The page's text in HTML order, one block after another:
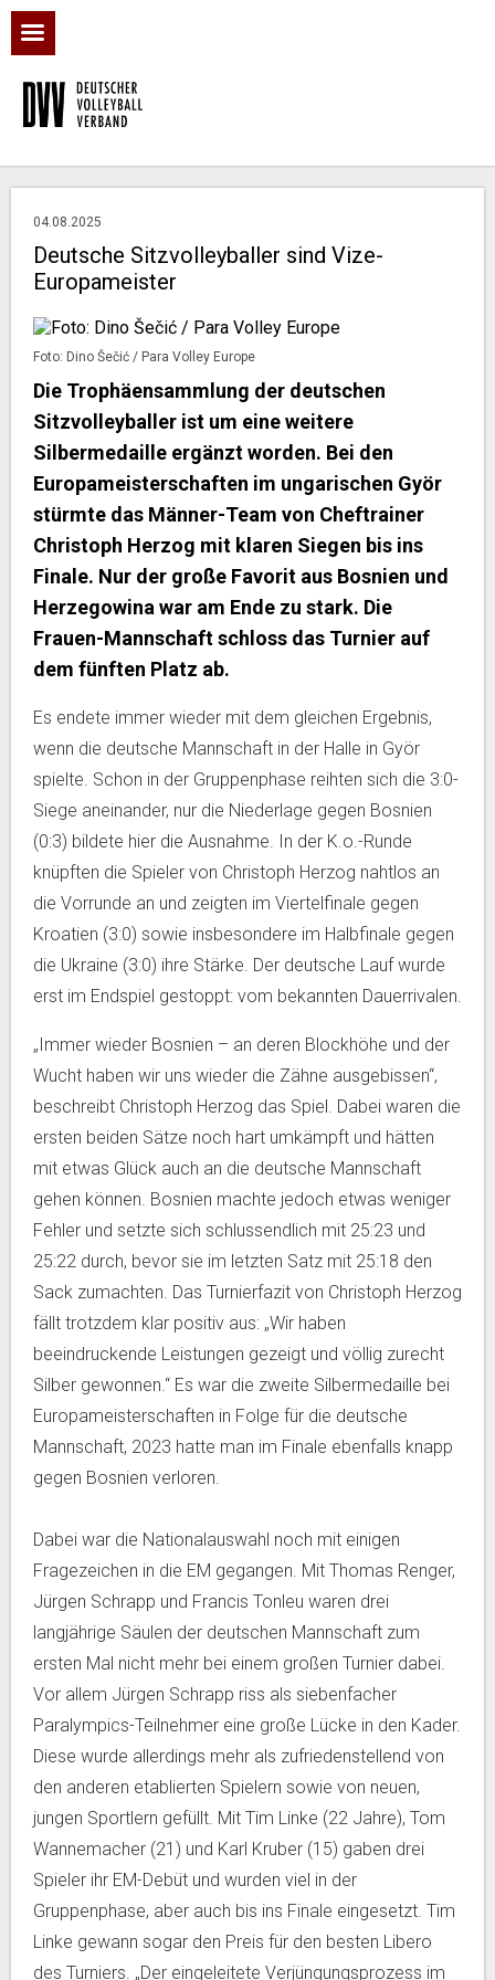
04.08.2025
Deutsche Sitzvolleyballer sind Vize-
Europameister
Foto: Dino Šečić / Para Volley Europe
Die Trophäensammlung der deutschen
Sitzvolleyballer ist um eine weitere
Silbermedaille ergänzt worden. Bei den
Europameisterschaften im ungarischen Györ
stürmte das Männer-Team von Cheftrainer
Christoph Herzog mit klaren Siegen bis ins
Finale. Nur der große Favorit aus Bosnien und
Herzegowina war am Ende zu stark. Die
Frauen-Mannschaft schloss das Turnier auf
dem fünften Platz ab.
Es endete immer wieder mit dem gleichen Ergebnis,
wenn die deutsche Mannschaft in der Halle in Györ
spielte. Schon in der Gruppenphase reihten sich die 3:0-
Siege aneinander, nur die Niederlage gegen Bosnien
(0:3) bildete hier die Ausnahme. In der K.o.-Runde
knüpften die Spieler von Christoph Herzog nahtlos an
die Vorrunde an und zeigten im Viertelfinale gegen
Kroatien (3:0) sowie insbesondere im Halbfinale gegen
die Ukraine (3:0) ihre Stärke. Der deutsche Lauf wurde
erst im Endspiel gestoppt: vom bekannten Dauerrivalen.
„Immer wieder Bosnien – an deren Blockhöhe und der
Wucht haben wir uns wieder die Zähne ausgebissen“,
beschreibt Christoph Herzog das Spiel. Dabei waren die
ersten beiden Sätze noch hart umkämpft und hätten
mit etwas Glück auch an die deutsche Mannschaft
gehen können. Bosnien machte jedoch etwas weniger
Fehler und setzte sich schlussendlich mit 25:23 und
25:22 durch, bevor sie im letzten Satz mit 25:18 den
Sack zumachten. Das Turnierfazit von Christoph Herzog
fällt trotzdem klar positiv aus: „Wir haben
beeindruckende Leistungen gezeigt und völlig zurecht
Silber gewonnen.“ Es war die zweite Silbermedaille bei
Europameisterschaften in Folge für die deutsche
Mannschaft, 2023 hatte man im Finale ebenfalls knapp
gegen Bosnien verloren.
Dabei war die Nationalauswahl noch mit einigen
Fragezeichen in die EM gegangen. Mit Thomas Renger,
Jürgen Schrapp und Francis Tonleu waren drei
langjährige Säulen der deutschen Mannschaft zum
ersten Mal nicht mehr bei einem großen Turnier dabei.
Vor allem Jürgen Schrapp riss als siebenfacher
Paralympics-Teilnehmer eine große Lücke in den Kader.
Diese wurde allerdings mehr als zufriedenstellend von
den anderen etablierten Spielern sowie von neuen,
jungen Sportlern gefüllt. Mit Tim Linke (22 Jahre), Tom
Wannemacher (21) und Karl Kruber (15) gaben drei
Spieler ihr EM-Debüt und wurden viel in der
Gruppenphase, aber auch bis ins Finale eingesetzt. Tim
Linke gewann sogar den Preis für den besten Libero
des Turniers. „Der eingeleitete Verjüngungsprozess im